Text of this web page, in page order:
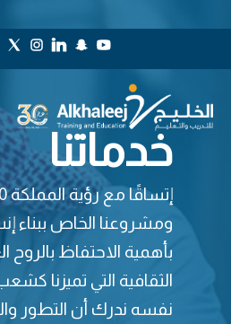
خدماتنا
ومشروعنا الخاص ببناء
بأهمية الاحتفاظ بالروح
الثقافية التي تميزنا
نفسه ندرك أن التطور